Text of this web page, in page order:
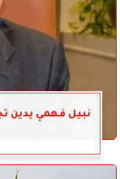
نبيل فهمي يدين